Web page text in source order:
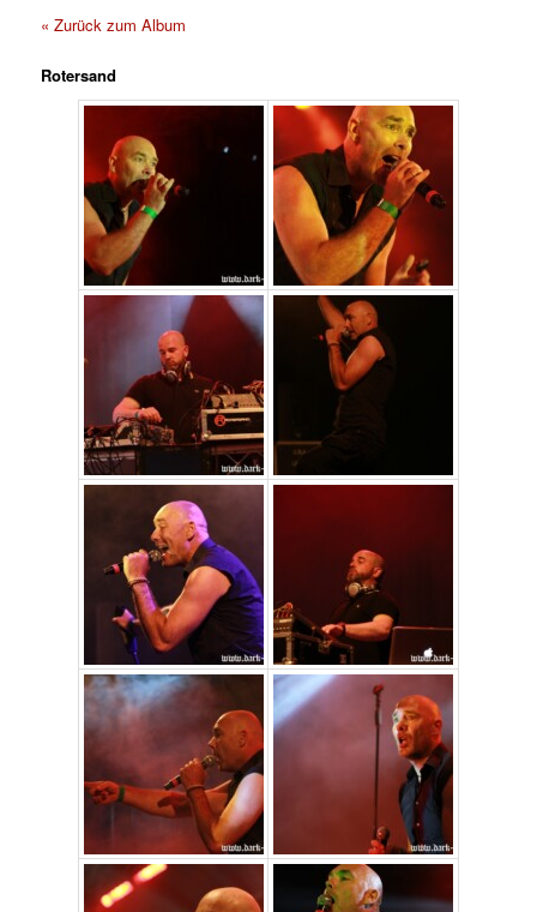
« Zurück zum Album
Rotersand